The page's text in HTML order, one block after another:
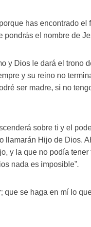
has encontrado el
pondrás el nombre de
y Dios le dará el trono
y su reino no
ser madre, si no
sobre ti y el
llamarán Hijo de Dios.
y la que no podía tener
nada es imposible”.
que se haga en mí lo